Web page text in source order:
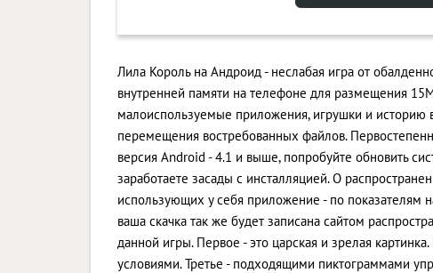
Лила Король на Андроид - неслабая игра от
внутренней памяти на телефоне для размещения
малоиспользуемые приложения, игрушки и историю
перемещения востребованных файлов.
версия Android - 4.1 и выше, попробуйте обновить
заработаете засады с инсталляцией. О
использующих у себя приложение - по показателям
ваша скачка так же будет записана сайтом
данной игры. Первое - это царская и зрелая
условиями. Третье - подходящими пиктограммами